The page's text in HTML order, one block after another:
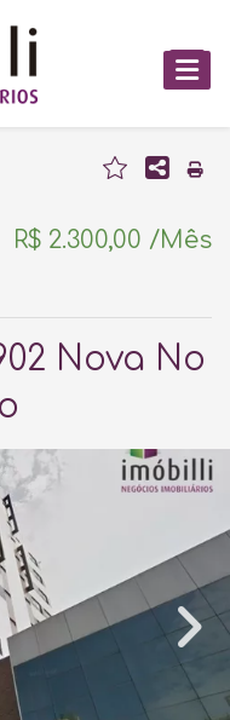
R$ 2.300,00 /Mês
Nova No